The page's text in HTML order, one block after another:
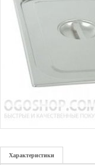
Характеристики